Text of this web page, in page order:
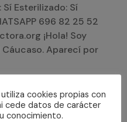
Esterilizado: Sí
696 82 25 52
¡Hola! Soy
Aparecí por
cookies propias con
cede datos de carácter
conocimiento.